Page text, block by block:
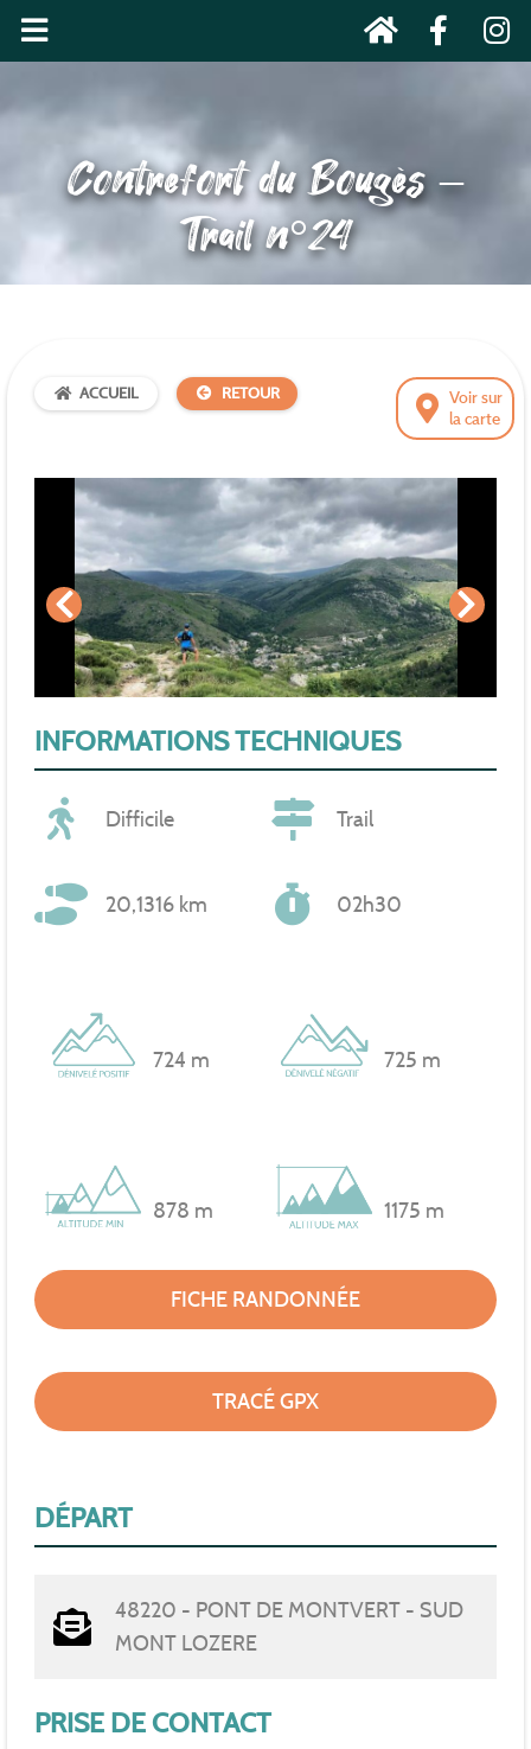
Contrefort du Bougès –
Trail n°24
Voir sur
la carte
ACCUEIL RETOUR
INFORMATIONS TECHNIQUES
Difficile Trail
20,1316 km 02h30
724 m 725 m
878 m 1175 m
FICHE RANDONNÉE
TRACÉ GPX
DÉPART
48220 - PONT DE MONTVERT - SUD
MONT LOZERE
PRISE DE CONTACT